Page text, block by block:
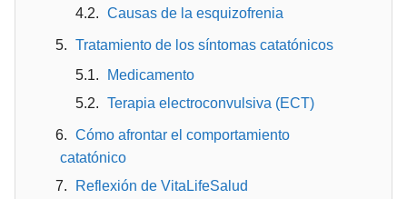
Causas de la esquizofrenia
Tratamiento de los síntomas catatónicos
Medicamento
Terapia electroconvulsiva (ECT)
Cómo afrontar el comportamiento
catatónico
Reflexión de VitaLifeSalud